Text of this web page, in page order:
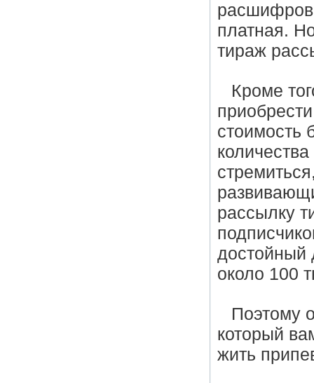
платная.
тираж
Кроме
стоимость
рассылку
достойный
около 100
Поэтому
который
жить